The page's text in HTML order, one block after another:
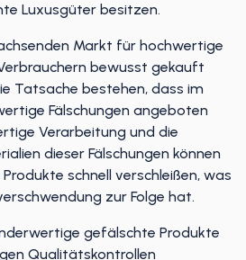
Luxusgüter besitzen.
Markt für hochwertige
bewusst gekauft
Tatsache bestehen, dass im
Fälschungen angeboten
Verarbeitung und die
dieser Fälschungen können
schnell verschleißen, was
zur Folge hat.
gefälschte Produkte
Qualitätskontrollen